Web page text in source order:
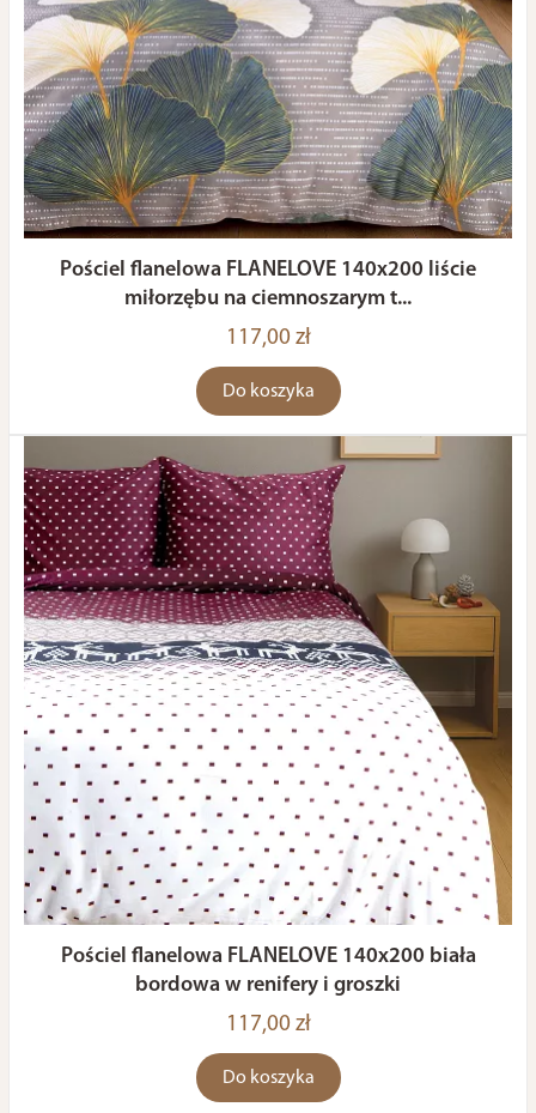
Pościel flanelowa FLANELOVE 140x200 liście
miłorzębu na ciemnoszarym t...
117,00 zł
Do koszyka
Pościel flanelowa FLANELOVE 140x200 biała
bordowa w renifery i groszki
117,00 zł
Do koszyka